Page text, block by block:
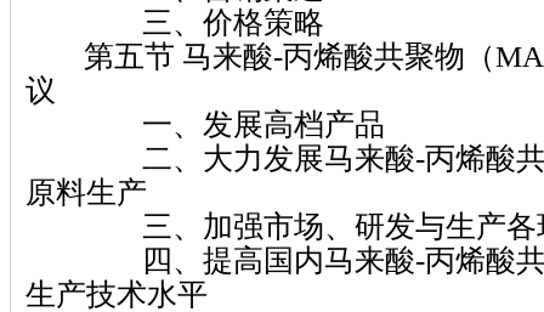
三、价格策略
第五节 马来酸-丙烯酸共聚物（
议
一、发展高档产品
二、大力发展马来酸-丙烯酸共
原料生产
三、加强市场、研发与生产各
四、提高国内马来酸-丙烯酸共
生产技术水平